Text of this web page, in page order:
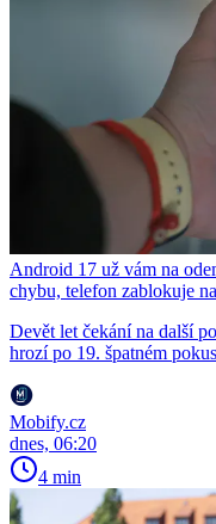
Android 17 už vám na
chybu, telefon zablokuje
Devět let čekání na další
hrozí po 19. špatném
Mobify.cz
dnes, 06:20
4 min